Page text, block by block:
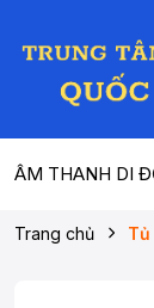
ÂM THANH DI
Trang chủ